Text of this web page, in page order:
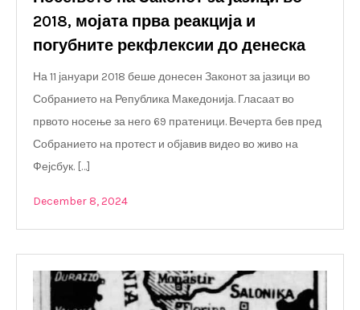
2018, мојата прва реакција и
погубните рекфлексии до денеска
На 11 јануари 2018 беше донесен Законот за јазици во
Собранието на Република Македонија. Гласаат во
првото носење за него 69 пратеници. Вечерта бев пред
Собранието на протест и објавив видео во живо на
Фејсбук. […]
December 8, 2024